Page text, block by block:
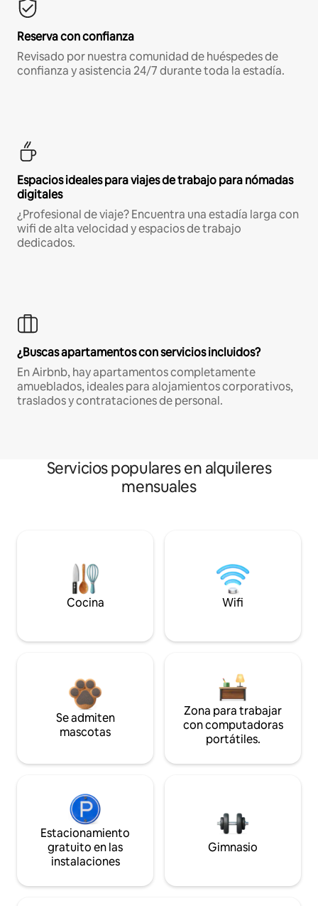
Reserva con confianza
Revisado por nuestra comunidad de huéspedes de
confianza y asistencia 24/7 durante toda la estadía.
Espacios ideales para viajes de trabajo para nómadas
digitales
¿Profesional de viaje? Encuentra una estadía larga con
wifi de alta velocidad y espacios de trabajo
dedicados.
¿Buscas apartamentos con servicios incluidos?
En Airbnb, hay apartamentos completamente
amueblados, ideales para alojamientos corporativos,
traslados y contrataciones de personal.
Servicios populares en alquileres
mensuales
Cocina Wifi
Se admiten
mascotas
Zona para trabajar
con computadoras
portátiles.
Estacionamiento
gratuito en las
instalaciones
Gimnasio